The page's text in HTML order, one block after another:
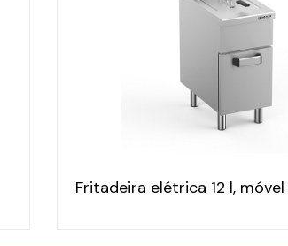
Fritadeira elétrica 12 l, móvel